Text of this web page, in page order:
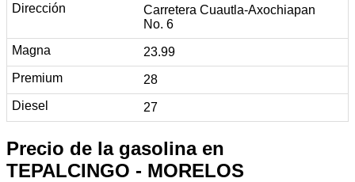
Carretera Cuautla-Axochiapan
No. 6
23.99
28
27
Precio de la gasolina en
TEPALCINGO - MORELOS